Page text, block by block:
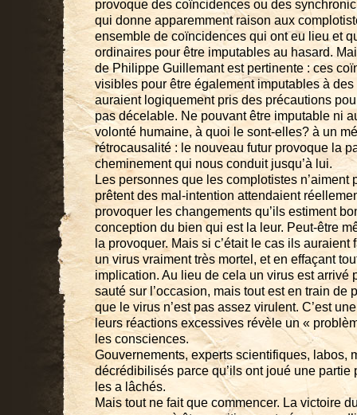
provoque des coïncidences ou des
qui donne apparemment raison aux
ensemble de coïncidences qui ont eu lieu et
ordinaires pour être imputables au hasard.
de Philippe Guillemant est pertinente : ces
visibles pour être également imputables à
auraient logiquement pris des précautions
pas décelable. Ne pouvant être imputable ni
volonté humaine, à quoi le sont-elles? à un
rétrocausalité : le nouveau futur provoque la
cheminement qui nous conduit jusqu’à lui.
Les personnes que les complotistes n’aiment
prêtent des mal-intention attendaient
provoquer les changements qu’ils estiment
conception du bien qui est la leur. Peut-être
la provoquer. Mais si c’était le cas ils auraient
un virus vraiment très mortel, et en effaçant
implication. Au lieu de cela un virus est arrivé
sauté sur l’occasion, mais tout est en train de
que le virus n’est pas assez virulent. C’est
leurs réactions excessives révèle un «
les consciences.
Gouvernements, experts scientifiques, labos,
décrédibilisés parce qu’ils ont joué une
les a lâchés.
Mais tout ne fait que commencer. La victoire